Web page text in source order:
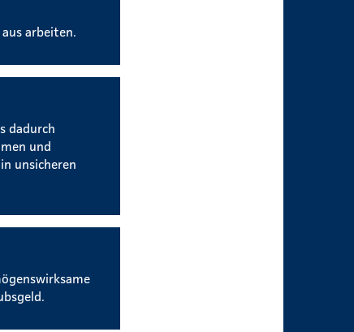
arbeiten.
dadurch
und
unsicheren